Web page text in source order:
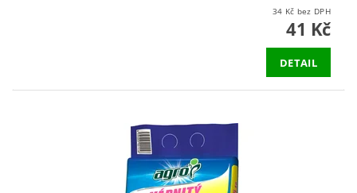
34 Kč bez DPH
41 Kč
DETAIL